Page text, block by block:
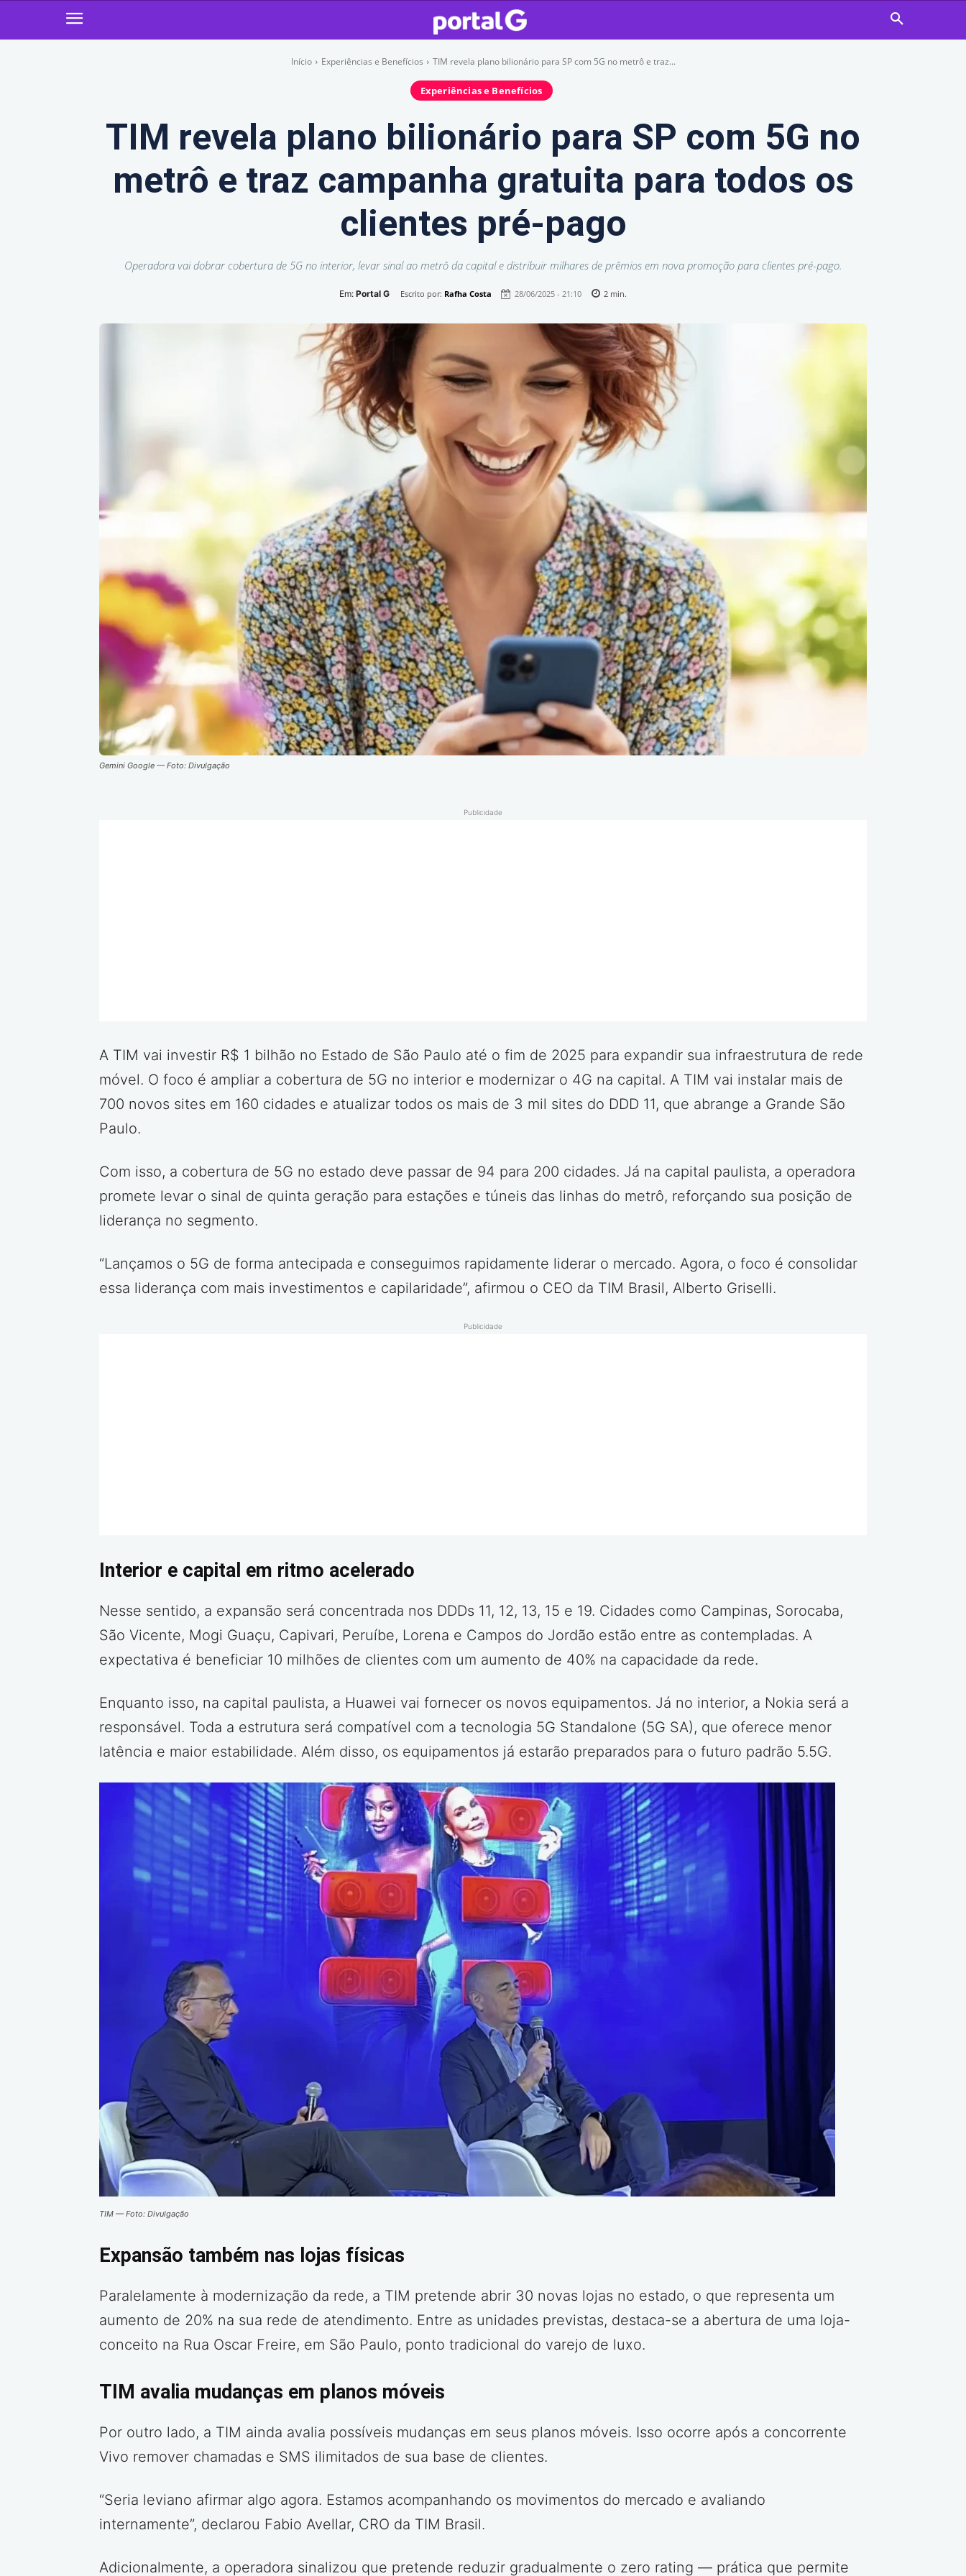
Início Experiências e Benefícios TIM revela plano bilionário para SP com 5G no metrô e traz...
Experiências e Benefícios
TIM revela plano bilionário para SP com 5G no
metrô e traz campanha gratuita para todos os
clientes pré-pago
Operadora vai dobrar cobertura de 5G no interior, levar sinal ao metrô da capital e distribuir milhares de prêmios em nova promoção para clientes pré-pago.
Em: Portal G Escrito por: Rafha Costa 28/06/2025 - 21:10 2 min.
Gemini Google — Foto: Divulgação
Publicidade
A TIM vai investir R$ 1 bilhão no Estado de São Paulo até o fim de 2025 para expandir sua infraestrutura de rede
móvel. O foco é ampliar a cobertura de 5G no interior e modernizar o 4G na capital. A TIM vai instalar mais de
700 novos sites em 160 cidades e atualizar todos os mais de 3 mil sites do DDD 11, que abrange a Grande São
Paulo.
Com isso, a cobertura de 5G no estado deve passar de 94 para 200 cidades. Já na capital paulista, a operadora
promete levar o sinal de quinta geração para estações e túneis das linhas do metrô, reforçando sua posição de
liderança no segmento.
“Lançamos o 5G de forma antecipada e conseguimos rapidamente liderar o mercado. Agora, o foco é consolidar
essa liderança com mais investimentos e capilaridade”, afirmou o CEO da TIM Brasil, Alberto Griselli.
Publicidade
Interior e capital em ritmo acelerado
Nesse sentido, a expansão será concentrada nos DDDs 11, 12, 13, 15 e 19. Cidades como Campinas, Sorocaba,
São Vicente, Mogi Guaçu, Capivari, Peruíbe, Lorena e Campos do Jordão estão entre as contempladas. A
expectativa é beneficiar 10 milhões de clientes com um aumento de 40% na capacidade da rede.
Enquanto isso, na capital paulista, a Huawei vai fornecer os novos equipamentos. Já no interior, a Nokia será a
responsável. Toda a estrutura será compatível com a tecnologia 5G Standalone (5G SA), que oferece menor
latência e maior estabilidade. Além disso, os equipamentos já estarão preparados para o futuro padrão 5.5G.
TIM — Foto: Divulgação
Expansão também nas lojas físicas
Paralelamente à modernização da rede, a TIM pretende abrir 30 novas lojas no estado, o que representa um
aumento de 20% na sua rede de atendimento. Entre as unidades previstas, destaca-se a abertura de uma loja-
conceito na Rua Oscar Freire, em São Paulo, ponto tradicional do varejo de luxo.
TIM avalia mudanças em planos móveis
Por outro lado, a TIM ainda avalia possíveis mudanças em seus planos móveis. Isso ocorre após a concorrente
Vivo remover chamadas e SMS ilimitados de sua base de clientes.
“Seria leviano afirmar algo agora. Estamos acompanhando os movimentos do mercado e avaliando
internamente”, declarou Fabio Avellar, CRO da TIM Brasil.
Adicionalmente, a operadora sinalizou que pretende reduzir gradualmente o zero rating — prática que permite